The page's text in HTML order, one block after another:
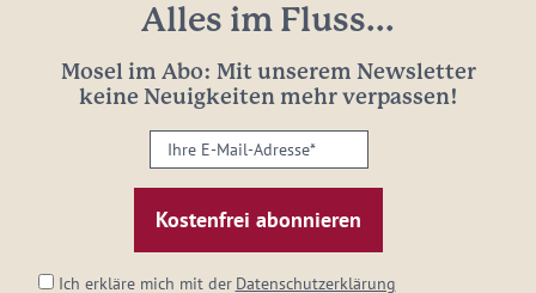
Alles im Fluss...
Mosel im Abo: Mit unserem Newsletter
keine Neuigkeiten mehr verpassen!
Ihre
E-
Mail-
Adresse:
Ich erkläre mich mit der Datenschutzerklärung